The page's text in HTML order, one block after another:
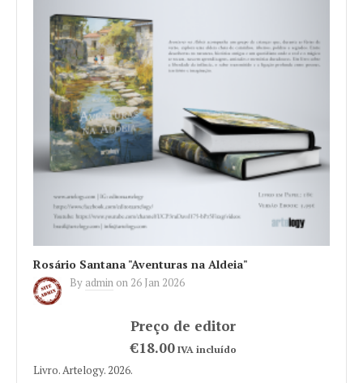
Rosário Santana "Aventuras na Aldeia"
By admin on 26 Jan 2026
€18.00IVA incluído
Livro. Artelogy. 2026.